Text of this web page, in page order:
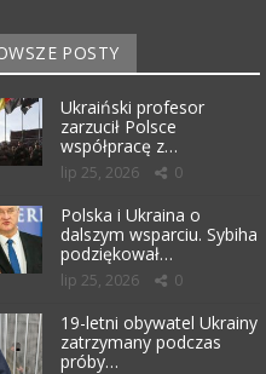
POSTY
Ukraiński profesor
zarzucił Polsce
współpracę z…
lip 25, 2026 0
Polska i Ukraina o
dalszym wsparciu. Sybiha
podziękował…
lip 25, 2026 0
19-letni obywatel Ukrainy
zatrzymany podczas
próby…